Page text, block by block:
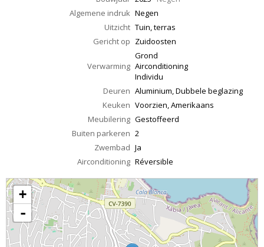
Algemene indruk Negen
Uitzicht Tuin, terras
Gericht op Zuidoosten
Verwarming
Grond
Airconditioning
Individu
Deuren Aluminium, Dubbele beglazing
Keuken Voorzien, Amerikaans
Meubilering Gestoffeerd
Buiten parkeren 2
Zwembad Ja
Airconditioning Réversible
+
-